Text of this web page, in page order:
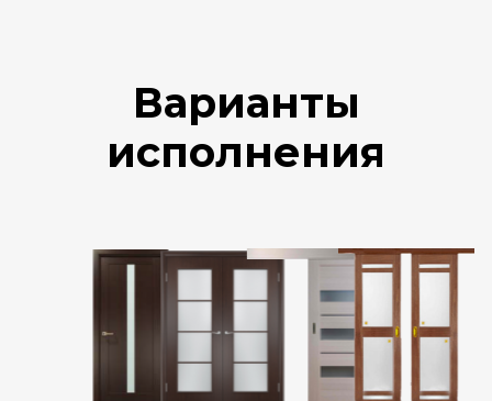
Варианты
исполнения